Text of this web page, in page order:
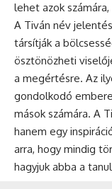
lehet azok
A Tiván név
társítják a
ösztönözheti
a megértésre. Az
gondolkodó
mások számára. A
hanem egy
arra, hogy mindig
hagyjuk abba a